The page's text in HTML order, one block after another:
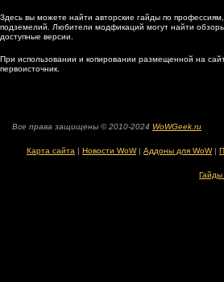
Здесь вы можете найти авторские гайды по
подземелий. Любители модфикаций могут найти
доступные версии.
При использовании и копировании размещенной на
первоисточник.
Все права защищены © 2010-2024 WoWGeek.ru
Карта сайта | Новости WoW| Аддоны для WoW|
Гайды